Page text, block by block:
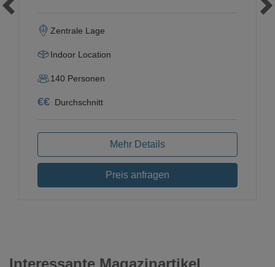
Zentrale Lage
Indoor Location
140 Personen
€€ Durchschnitt
Mehr Details
Preis anfragen
Interessante Magazinartikel